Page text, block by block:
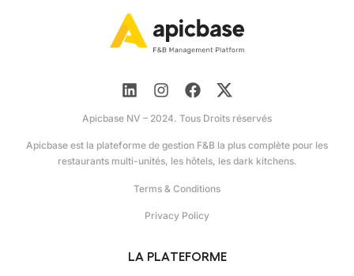
Apicbase NV – 2024. Tous Droits réservés
Apicbase est la plateforme de gestion F&B la plus complète pour les
restaurants multi-unités, les hôtels, les dark kitchens.
Terms & Conditions
Privacy Policy
LA PLATEFORME